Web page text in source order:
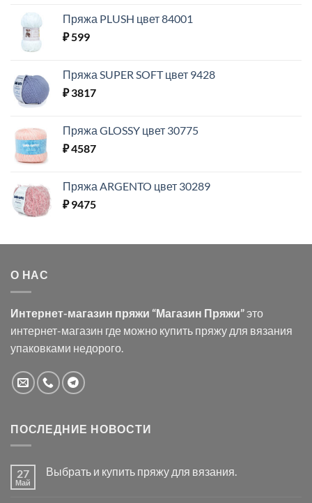
Пряжа PLUSH цвет 84001
₽599
Пряжа SUPER SOFT цвет 9428
₽3817
Пряжа GLOSSY цвет 30775
₽4587
Пряжа ARGENTO цвет 30289
₽9475
О НАС
Интернет-магазин пряжи “Магазин Пряжи”это
интернет-магазин где можно купить пряжу для вязания
упаковками недорого.
ПОСЛЕДНИЕ НОВОСТИ
27
Май
Выбрать и купить пряжу для вязания.